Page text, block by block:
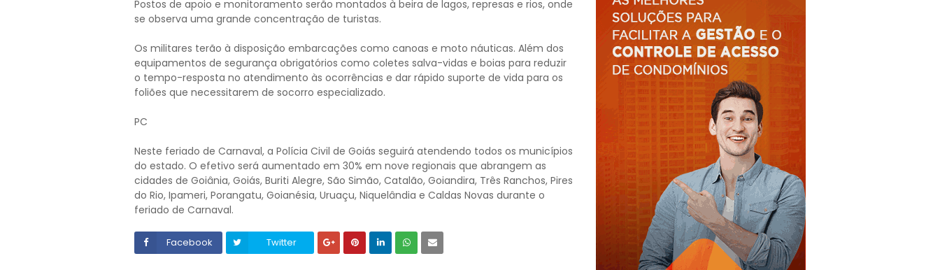
Postos de apoio e monitoramento serão montados à beira de lagos, represas e rios, onde
se observa uma grande concentração de turistas.
Os militares terão à disposição embarcações como canoas e moto náuticas. Além dos
equipamentos de segurança obrigatórios como coletes salva-vidas e boias para reduzir
o tempo-resposta no atendimento às ocorrências e dar rápido suporte de vida para os
foliões que necessitarem de socorro especializado.
PC
Neste feriado de Carnaval, a Polícia Civil de Goiás seguirá atendendo todos os municípios
do estado. O efetivo será aumentado em 30% em nove regionais que abrangem as
cidades de Goiânia, Goiás, Buriti Alegre, São Simão, Catalão, Goiandira, Três Ranchos, Pires
do Rio, Ipameri, Porangatu, Goianésia, Uruaçu, Niquelândia e Caldas Novas durante o
feriado de Carnaval.
Facebook Twitter